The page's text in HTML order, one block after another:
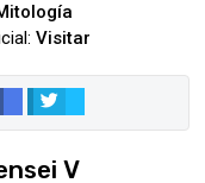
Visitar
V